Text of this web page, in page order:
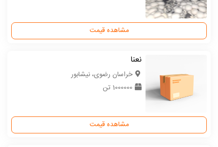
مشاهده قیمت
نعنا
خراسان رضوی، نیشابور
1000000 تن
مشاهده قیمت